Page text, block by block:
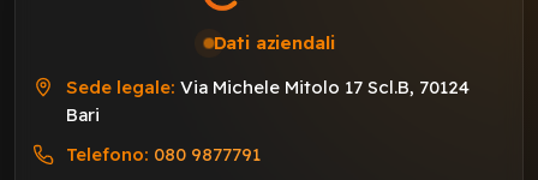
Dati aziendali
Sede legale: Via Michele Mitolo 17 Scl.B, 70124
Bari
Telefono: 080 9877791